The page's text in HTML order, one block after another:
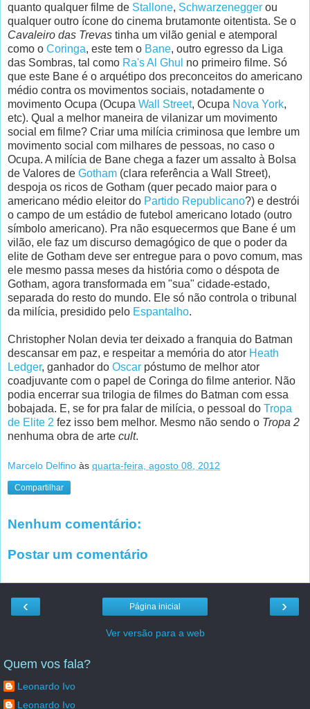
quanto qualquer filme de Stallone, Schwarzenegger ou
qualquer outro ícone do cinema brutamonte oitentista. Se o
Cavaleiro das Trevas tinha um vilão genial e atemporal
como o Coringa, este tem o Bane, outro egresso da Liga
das Sombras, tal como Ra's Al Ghul no primeiro filme. Só
que este Bane é o arquétipo dos preconceitos do americano
médio contra os movimentos sociais, notadamente o
movimento Ocupa (Ocupa Wall Street, Ocupa Nova York,
etc). Qual a melhor maneira de vilanizar um movimento
social em filme? Criar uma milícia criminosa que lembre um
movimento social com milhares de pessoas, no caso o
Ocupa. A milícia de Bane chega a fazer um assalto à Bolsa
de Valores de Gotham (clara referência a Wall Street),
despoja os ricos de Gotham (quer pecado maior para o
americano médio eleitor do Partido Republicano?) e destrói
o campo de um estádio de futebol americano lotado (outro
símbolo americano). Pra não esquecermos que Bane é um
vilão, ele faz um discurso demagógico de que o poder da
elite de Gotham deve ser entregue para o povo comum, mas
ele mesmo passa meses da história como o déspota de
Gotham, agora transformada em "sua" cidade-estado,
separada do resto do mundo. Ele só não controla o tribunal
da milícia, presidido pelo Espantalho.
Christopher Nolan devia ter deixado a franquia do Batman
descansar em paz, e respeitar a memória do ator Heath
Ledger, ganhador do Oscar póstumo de melhor ator
coadjuvante com o papel de Coringa do filme anterior. Não
podia encerrar sua trilogia de filmes do Batman com essa
bobajada. E, se for pra falar de milícia, o pessoal do Tropa
de Elite 2 fez isso bem melhor. Mesmo não sendo o Tropa 2
nenhuma obra de arte cult.
Marcelo Delfino às quarta-feira, agosto 08, 2012
Compartilhar
Nenhum comentário:
Postar um comentário
‹ ›
Página inicial
Ver versão para a web
Quem vos fala?
Leonardo Ivo
Leonardo Ivo